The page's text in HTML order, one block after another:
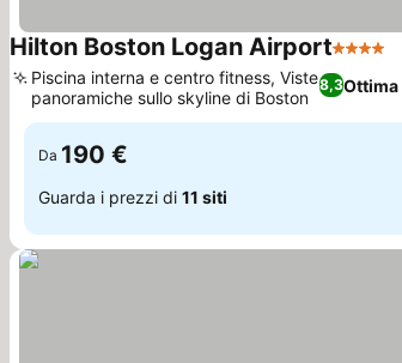
Hilton Boston Logan Airport4 Stelle
8,3Ottima
Piscina interna e centro fitness, Viste
panoramiche sullo skyline di Boston
Da 190 €
Guarda i prezzi di 11 siti